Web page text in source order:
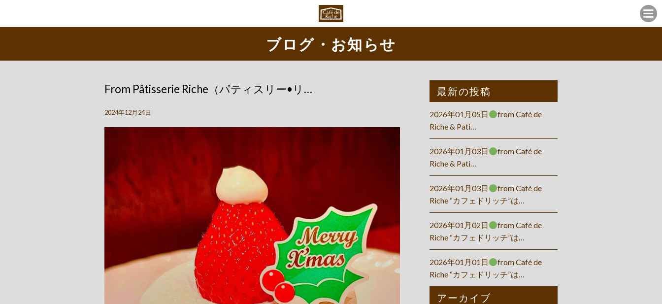
ブログ・お知らせ
From Pâtisserie Riche（パティスリー•リ…
2024年12月24日
最新の投稿
2026年01月05日
from Café de
Riche & Pati…
2026年01月03日
from Café de
Riche & Pati…
2026年01月03日
from Café de
Riche “カフェドリッチ”は…
2026年01月02日
from Café de
Riche “カフェドリッチ”は…
2026年01月01日
from Café de
Riche “カフェドリッチ”は…
アーカイブ